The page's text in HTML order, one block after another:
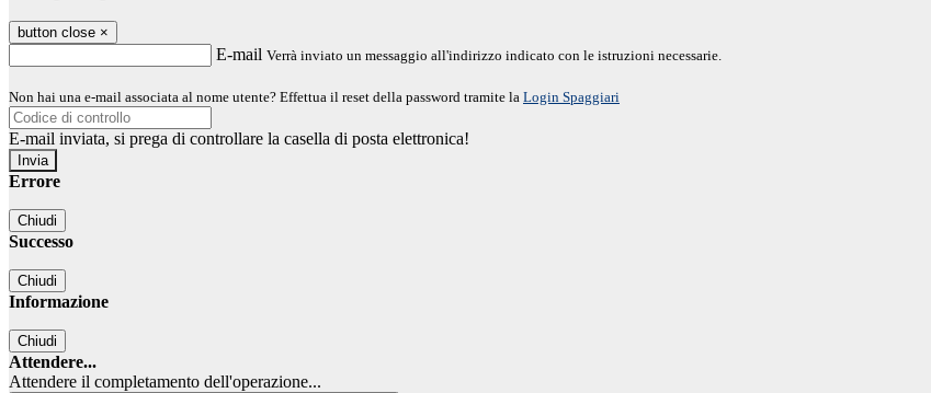
button close ×
E-mail Verrà inviato un messaggio all'indirizzo indicato con le istruzioni necessarie.
Non hai una e-mail associata al nome utente? Effettua il reset della password tramite la Login Spaggiari
E-mail inviata, si prega di controllare la casella di posta elettronica!
Errore
Chiudi
Successo
Chiudi
Informazione
Chiudi
Attendere...
Attendere il completamento dell'operazione...